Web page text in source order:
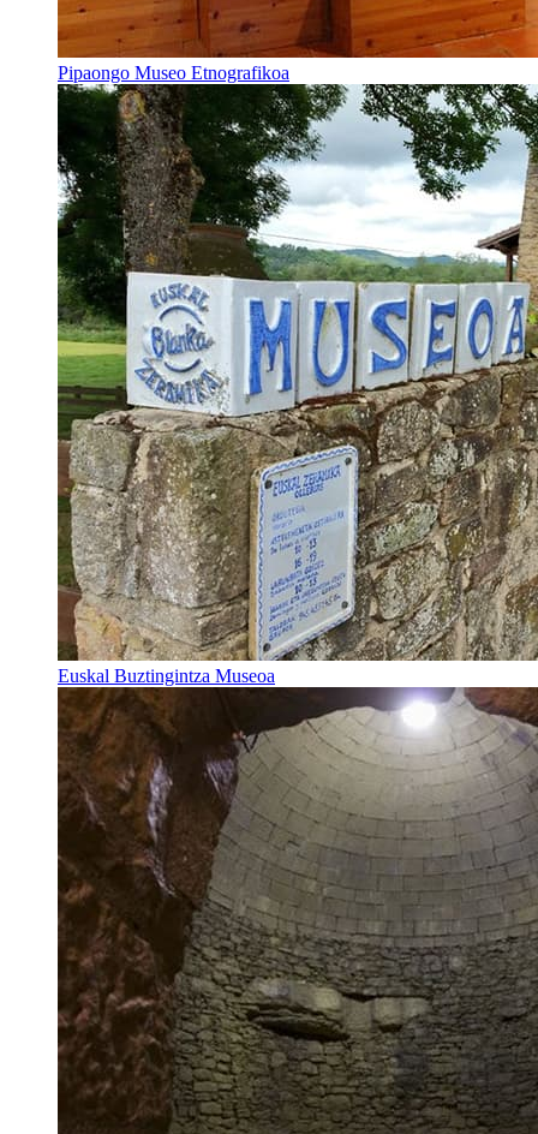
Pipaongo Museo Etnografikoa
Euskal Buztingintza Museoa